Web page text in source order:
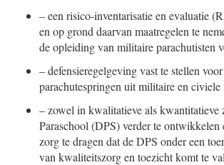
–een risico-inventarisatie en evaluatie
en op grond daarvan maatregelen te
de opleiding van militaire parachutisten
–defensieregelgeving vast te stellen
parachutespringen uit militaire en civiele
–zowel in kwalitatieve als kwantitatieve
Paraschool (DPS) verder te ontwikkelen
zorg te dragen dat de DPS onder een
van kwaliteitszorg en toezicht komt te